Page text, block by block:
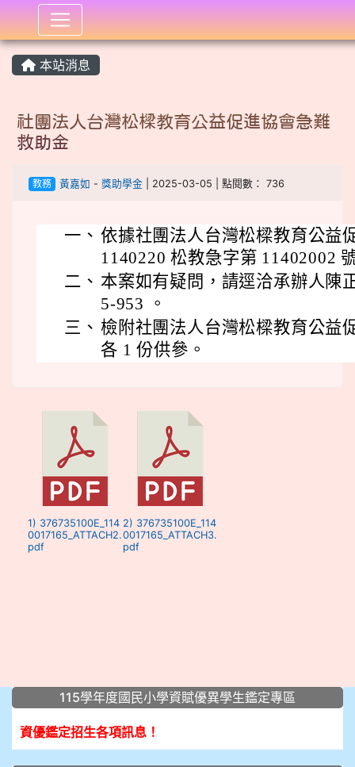
:::
本站消息
社團法人台灣松樑教育公益促進協會急難
救助金
教務 黃嘉如 - 獎助學金| 2025-03-05 | 點閱數： 736
一、 依據社團法人台灣松樑教育公益
1140220 松教急字第 11402002
二、 本案如有疑問，請逕洽承辦人陳
5-953 。
三、 檢附社團法人台灣松樑教育公益
各 1 份供參。
1) 376735100E_114
0017165_ATTACH2.
pdf
2) 376735100E_114
0017165_ATTACH3.
pdf
::: 115學年度國民小學資賦優異學生鑑定專區
資優鑑定招生各項訊息！